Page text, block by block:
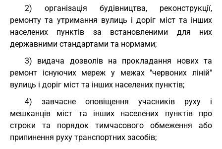
2) організація будівництва, реконструкції,
ремонту та утримання вулиць і доріг міст та інших
населених пунктів за встановленими для них
державними стандартами та нормами;
3) видача дозволів на прокладання нових та
ремонт існуючих мереж у межах "червоних ліній"
вулиць і доріг міст та інших населених пунктів;
4) завчасне оповіщення учасників руху і
мешканців міст та інших населених пунктів про
строки та порядок тимчасового обмеження або
припинення руху транспортних засобів;